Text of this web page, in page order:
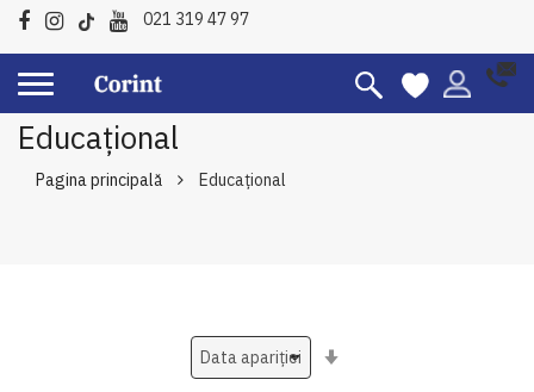
021 319 47 97
Educațional
Pagina principală Educațional